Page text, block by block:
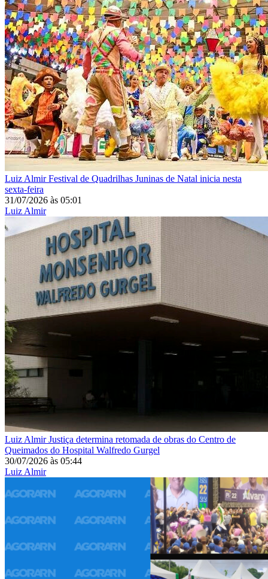
Luiz AlmirFestival de Quadrilhas Juninas de Natal inicia nesta
sexta-feira
31/07/2026 às 05:01
Luiz Almir
Luiz AlmirJustiça determina retomada de obras do Centro de
Queimados do Hospital Walfredo Gurgel
30/07/2026 às 05:44
Luiz Almir